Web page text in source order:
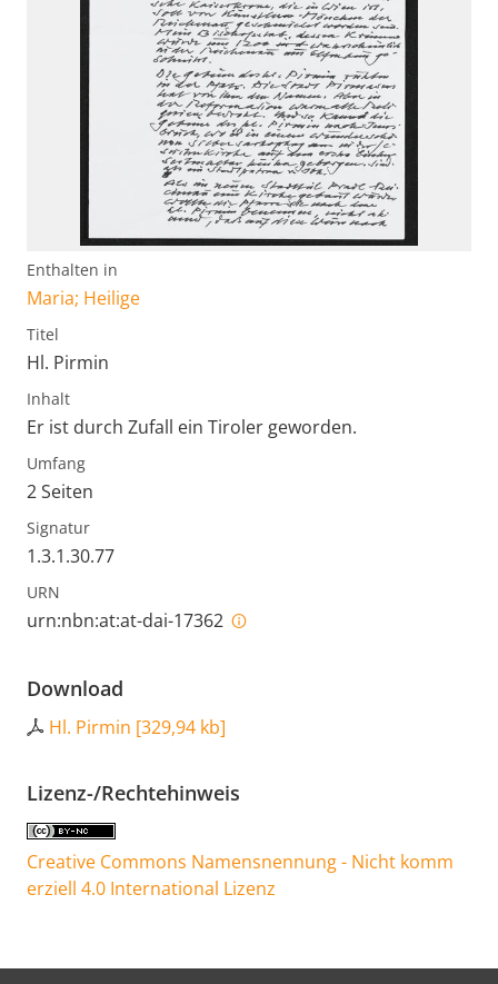
Enthalten in
Maria; Heilige
Titel
Hl. Pirmin
Inhalt
Er ist durch Zufall ein Tiroler geworden.
Umfang
2 Seiten
Signatur
1.3.1.30.77
URN
urn:nbn:at:at-dai-17362
Download
Hl. Pirmin [329,94 kb]
Lizenz-/Rechtehinweis
Creative Commons Namensnennung - Nicht komm
erziell 4.0 International Lizenz